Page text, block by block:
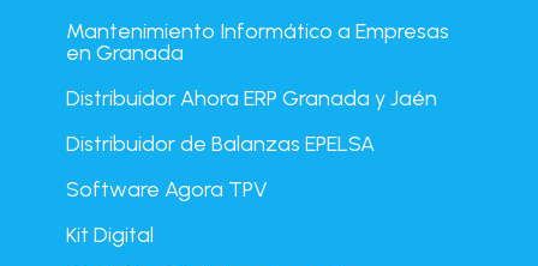
Mantenimiento Informático a Empresas
en Granada
Distribuidor Ahora ERP Granada y Jaén
Distribuidor de Balanzas EPELSA
Software Agora TPV
Kit Digital